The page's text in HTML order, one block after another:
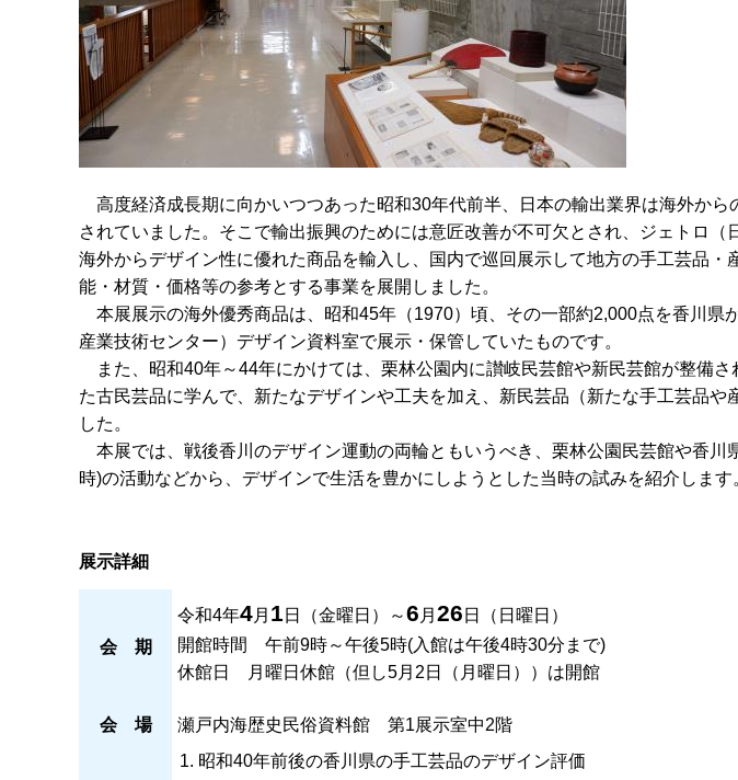
高度経済成長期に向かいつつあった昭和30年代前半、日本の輸出業界は海外か
されていました。そこで輸出振興のためには意匠改善が不可欠とされ、ジェトロ
海外からデザイン性に優れた商品を輸入し、国内で巡回展示して地方の手工芸品・
能・材質・価格等の参考とする事業を展開しました。
本展展示の海外優秀商品は、昭和45年（1970）頃、その一部約2,000点を香川県
産業技術センター）デザイン資料室で展示・保管していたものです。
ま た、昭和40年～44年にかけては、栗林公園内に讃岐民芸館や新民芸館が整備
た古民芸品に学んで、新たなデザインや工夫を加え、新民芸品（新たな手工芸品や
した。
本展では、戦後香川のデザイン運動の両輪ともいうべき、栗林公園民芸館や香川
時)の活動などから、デザインで生活を豊かにしようとした当時の試みを紹介します
展示詳細
会 期
令和4年4月 1日（金曜日）～6 月 26 日（日曜日）
開館時間
午前9時～午後5時(入館は午後4時30分まで)
休館日
月 曜日休館（但し5月2日（月曜日））は開館
会 場 瀬戸内海歴史民俗資料館 第1展示室中2階
昭和40年前後の香川県の手工芸品のデザイン評価